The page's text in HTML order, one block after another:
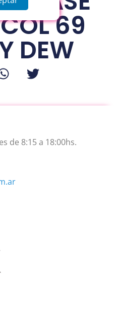
69
DEW
de 8:15 a 18:00hs.